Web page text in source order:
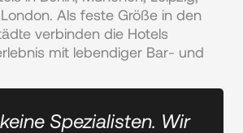
Als feste Größe in den
verbinden die Hotels
mit lebendiger Bar- und
Spezialisten. Wir